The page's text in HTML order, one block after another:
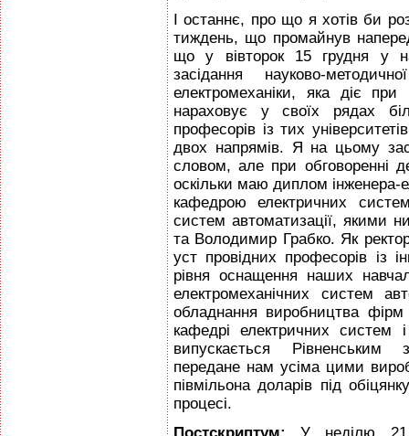
І останнє, про що я хотів би
тиждень, що промайнув
що у вівторок 15 грудня у
засідання науково-
електромеханіки, яка діє при
нараховує у своїх рядах
професорів із тих
двох напрямів. Я на цьому
словом, але при обговоренні
оскільки маю диплом інженера-
кафедрою електричних
систем автоматизації, якими
та Володимир Грабко. Як
уст провідних професорів із
рівня оснащення наших
електромеханічних систем
обладнання виробництва
кафедрі електричних
випускається Рівненським
передане нам усіма цими
півмільона доларів під
процесі.